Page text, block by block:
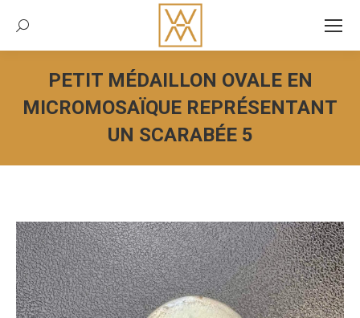
Recherche:
PETIT MÉDAILLON OVALE EN
MICROMOSAÏQUE REPRÉSENTANT
UN SCARABÉE 5
Vous êtes ici :